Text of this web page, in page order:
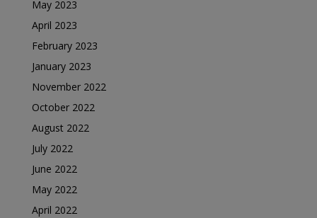
May 2023
April 2023
February 2023
January 2023
November 2022
October 2022
August 2022
July 2022
June 2022
May 2022
April 2022